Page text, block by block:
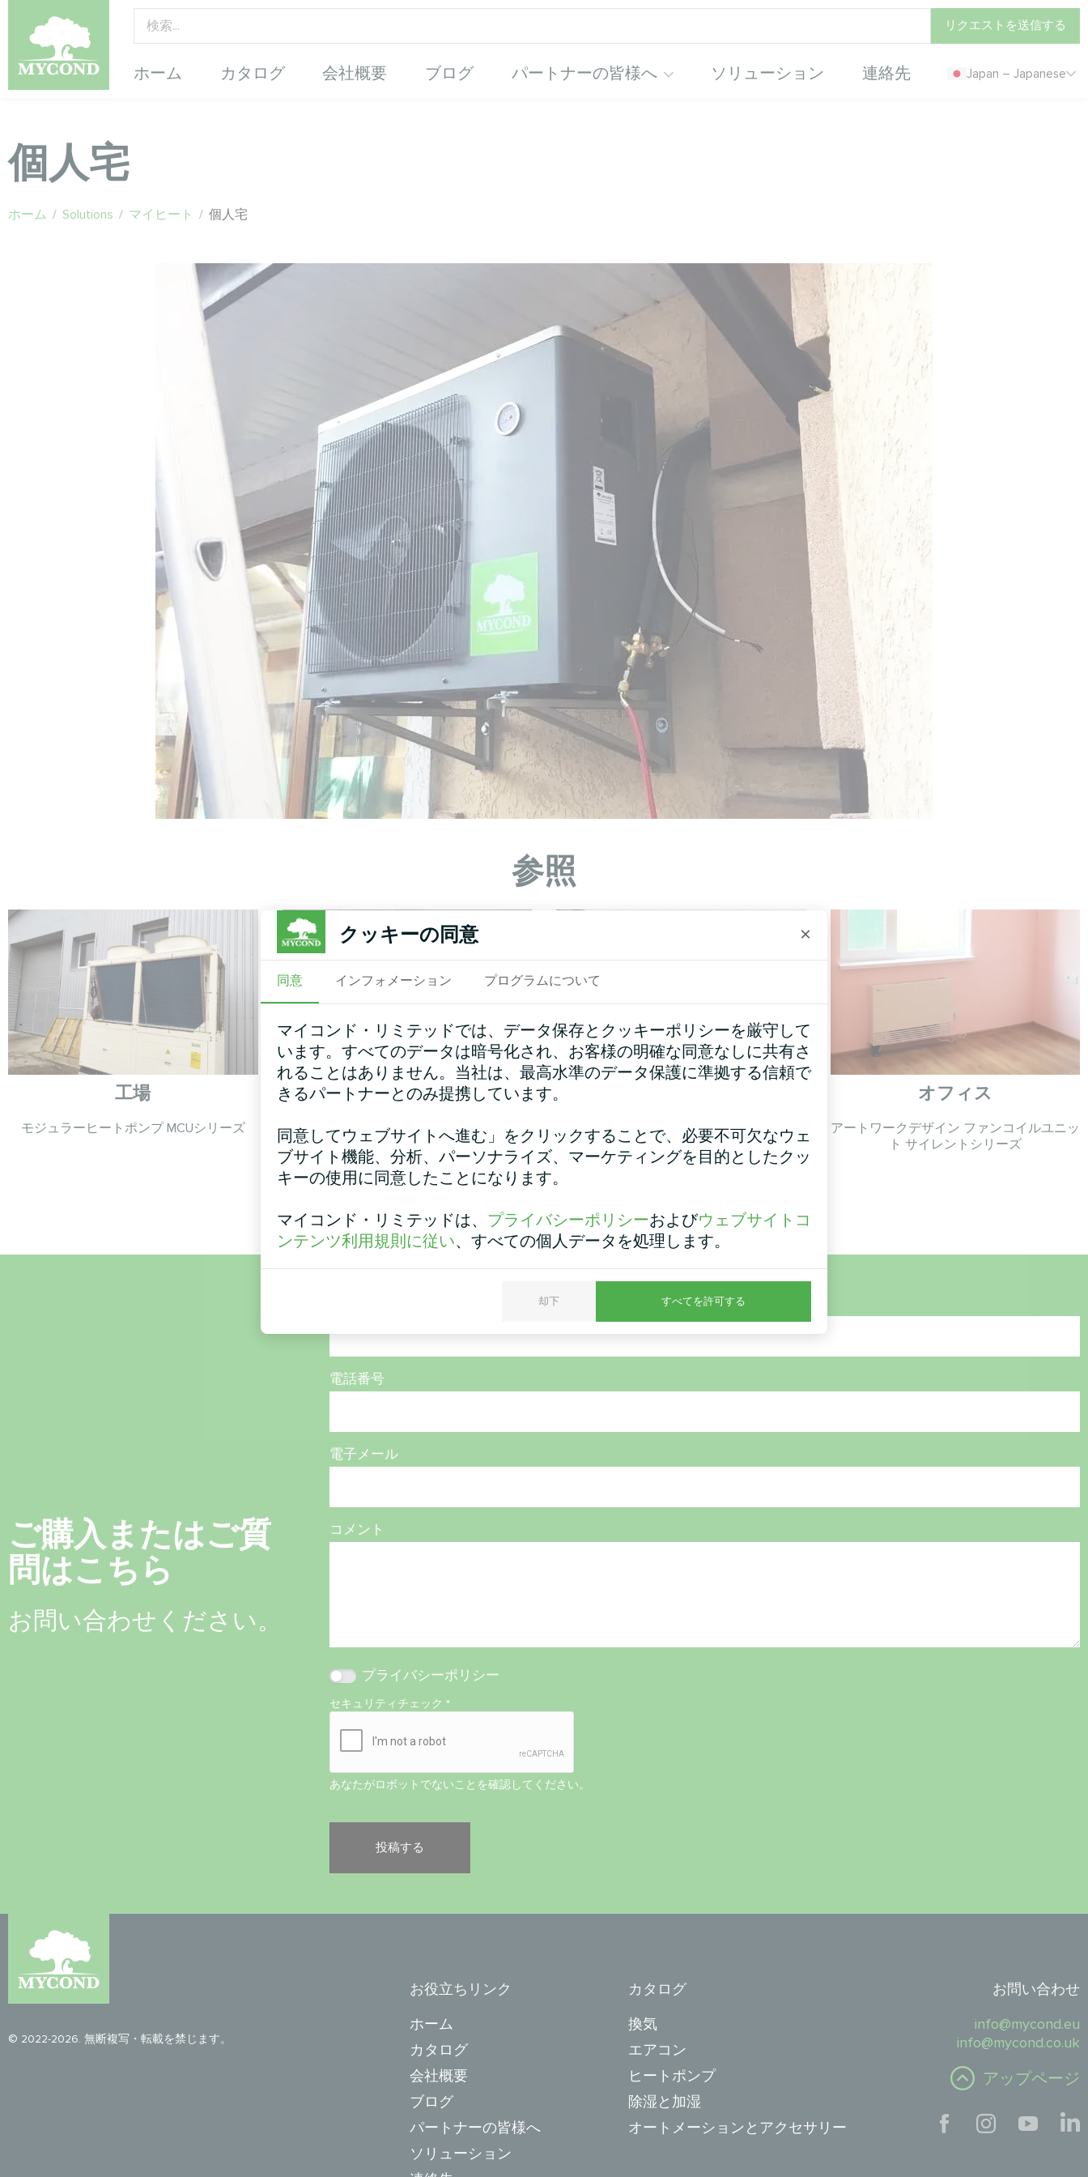
リクエストを送信する
ホーム カタログ 会社概要 ブログ パートナーの皆様へ ソリューション 連絡先 Japan – Japanese
個人宅
ホーム / Solutions / マイヒート / 個人宅
参照
工場
モジュラーヒートポンプ MCUシリーズ
Mycond Splitヒートポンプ
ービスステーション
MyCond スプリットヒートポンプ BeeHeat
シリーズ
ヒートポンプ BeeSmart MHCS 045 NBS
オフィス
アートワークデザイン ファンコイルユニッ
ト サイレントシリーズ
ご購入またはご質
問はこちら
お問い合わせください。
電話番号
電子メール
コメント
プライバシーポリシー
セキュリティチェック*
あなたがロボットでないことを確認してください。
© 2022-2026. 無断複写・転載を禁じます。
お役立ちリンク
ホーム
カタログ
会社概要
ブログ
パートナーの皆様へ
ソリューション
カタログ
換気
エアコン
ヒートポンプ
除湿と加湿
オートメーションとアクセサリー
お問い合わせ
info@mycond.eu
info@mycond.co.uk
アップページ
クッキーの同意 ×
同意 インフォメーション プログラムについて
マイコンド・リミテッドでは、データ保存とクッキーポリシーを厳守して
います。すべてのデータは暗号化され、お客様の明確な同意なしに共有さ
れることはありません。当社は、最高水準のデータ保護に準拠する信頼で
きるパートナーとのみ提携しています。
同意してウェブサイトへ進む」をクリックすることで、必要不可欠なウェ
ブサイト機能、分析、パーソナライズ、マーケティングを目的としたクッ
キーの使用に同意したことになります。
マイコンド・リミテッドは、 プライバシーポリシーおよびウェブサイトコ
ンテンツ利用規則に従い、すべての個人データを処理します。
却下 すべてを許可する